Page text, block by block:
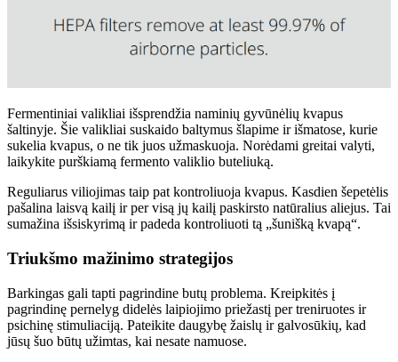
Fermentiniai valikliai išsprendžia naminių gyvūnėlių kvapus
šaltinyje. Šie valikliai suskaido baltymus šlapime ir išmatose, kurie
sukelia kvapus, o ne tik juos užmaskuoja. Norėdami greitai valyti,
laikykite purškiamą fermento valiklio buteliuką.
Reguliarus viliojimas taip pat kontroliuoja kvapus. Kasdien šepetėlis
pašalina laisvą kailį ir per visą jų kailį paskirsto natūralius aliejus. Tai
sumažina išsiskyrimą ir padeda kontroliuoti tą „šunišką kvapą“.
Triukšmo mažinimo strategijos
Barkingas gali tapti pagrindine butų problema. Kreipkitės į
pagrindinę pernelyg didelės laipiojimo priežastį per treniruotes ir
psichinę stimuliaciją. Pateikite daugybę žaislų ir galvosūkių, kad
jūsų šuo būtų užimtas, kai nesate namuose.